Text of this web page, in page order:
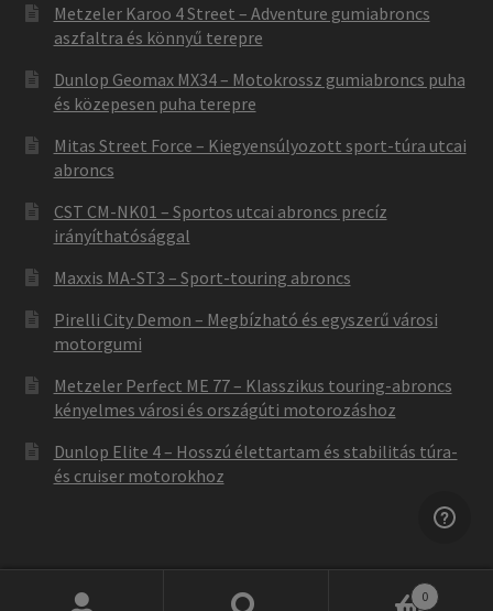
Metzeler Karoo 4 Street – Adventure gumiabroncs
aszfaltra és könnyű terepre
Dunlop Geomax MX34 – Motokrossz gumiabroncs puha
és közepesen puha terepre
Mitas Street Force – Kiegyensúlyozott sport-túra utcai
abroncs
CST CM-NK01 – Sportos utcai abroncs precíz
irányíthatósággal
Maxxis MA-ST3 – Sport-touring abroncs
Pirelli City Demon – Megbízható és egyszerű városi
motorgumi
Metzeler Perfect ME 77 – Klasszikus touring-abroncs
kényelmes városi és országúti motorozáshoz
Dunlop Elite 4 – Hosszú élettartam és stabilitás túra-
és cruiser motorokhoz
0